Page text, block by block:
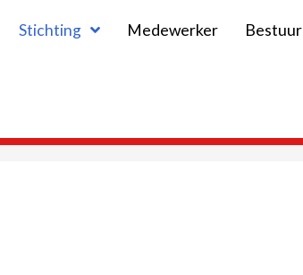
Stichting Medewerker Bestuur